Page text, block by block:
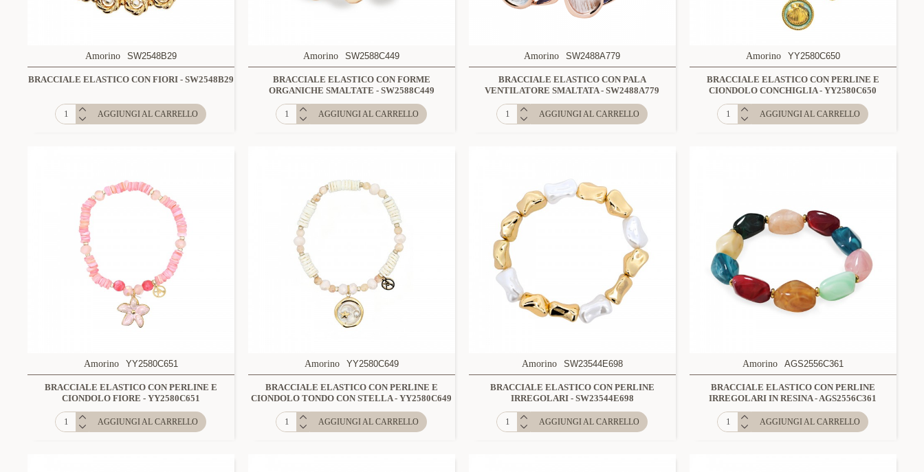
Amorino SW2548B29
BRACCIALE ELASTICO CON FIORI - SW2548B29
AGGIUNGI AL CARRELLO
Amorino SW2588C449
BRACCIALE ELASTICO CON FORME
ORGANICHE SMALTATE - SW2588C449
AGGIUNGI AL CARRELLO
Amorino SW2488A779
BRACCIALE ELASTICO CON PALA
VENTILATORE SMALTATA - SW2488A779
AGGIUNGI AL CARRELLO
Amorino YY2580C650
BRACCIALE ELASTICO CON PERLINE E
CIONDOLO CONCHIGLIA - YY2580C650
AGGIUNGI AL CARRELLO
Amorino YY2580C651
BRACCIALE ELASTICO CON PERLINE E
CIONDOLO FIORE - YY2580C651
AGGIUNGI AL CARRELLO
Amorino YY2580C649
BRACCIALE ELASTICO CON PERLINE E
CIONDOLO TONDO CON STELLA - YY2580C649
AGGIUNGI AL CARRELLO
Amorino SW23544E698
BRACCIALE ELASTICO CON PERLINE
IRREGOLARI - SW23544E698
AGGIUNGI AL CARRELLO
Amorino AGS2556C361
BRACCIALE ELASTICO CON PERLINE
IRREGOLARI IN RESINA - AGS2556C361
AGGIUNGI AL CARRELLO